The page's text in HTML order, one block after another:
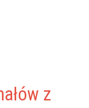
z